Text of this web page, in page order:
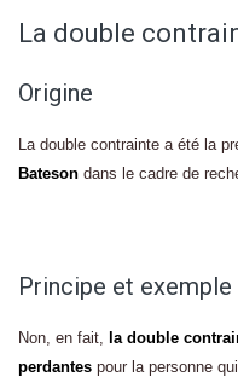
La double
Origine
La double contrainte a été la
Bateson dans le cadre de
Principe et exemple
Non, en fait, la double
perdantes pour la personne